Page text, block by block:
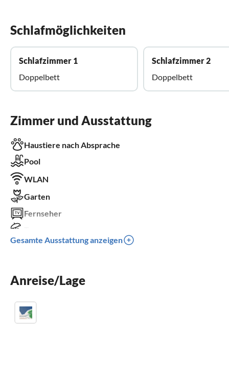
Schlafmöglichkeiten
Schlafzimmer 1
Doppelbett
Schlafzimmer 2
Doppelbett
Zimmer und Ausstattung
Haustiere nach Absprache
Pool
WLAN
Garten
Fernseher
Spülmaschine
Kamin
Gesamte Ausstattung anzeigen
Anreise/Lage